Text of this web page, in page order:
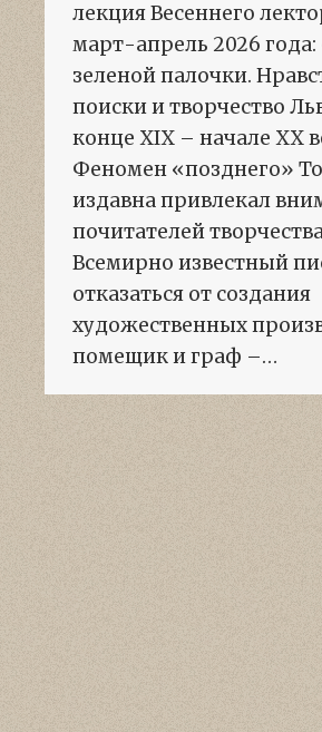
лекция Весеннего
март-апрель 2026 года:
зеленой палочки.
поиски и творчество
конце XIX – начале XX
Феномен «позднего»
издавна привлекал
почитателей
Всемирно известный
отказаться от создания
художественных
помещик и граф –…